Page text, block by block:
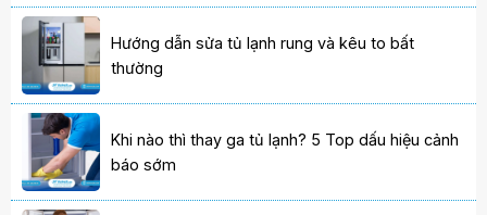
Hướng dẫn sửa tủ lạnh rung và kêu to bất
thường
Khi nào thì thay ga tủ lạnh? 5 Top dấu hiệu cảnh
báo sớm